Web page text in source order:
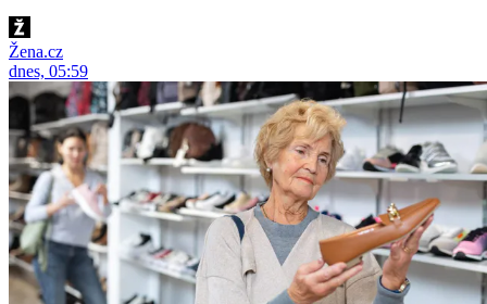
Žena.cz
dnes, 05:59